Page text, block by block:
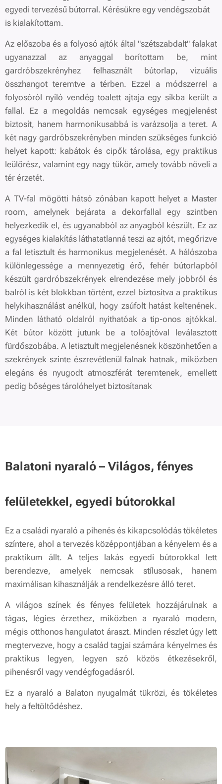
egyedi tervezésű bútorral. Kérésükre egy vendégszobát
is kialakítottam.
Az előszoba és a folyosó ajtók által "szétszabdalt" falakat
ugyanazzal az anyaggal borítottam be, mint
gardróbszekrényhez felhasznált bútorlap, vizuális
összhangot teremtve a térben. Ezzel a módszerrel a
folyosóról nyíló vendég toalett ajtaja egy síkba került a
fallal. Ez a megoldás nemcsak egységes megjelenést
biztosít, hanem harmonikusabbá is varázsolja a teret. A
két nagy gardróbszekrényben minden szükséges funkció
helyet kapott: kabátok és cipők tárolása, egy praktikus
leülőrész, valamint egy nagy tükör, amely tovább növeli a
tér érzetét.
A TV-fal mögötti hátsó zónában kapott helyet a Master
room, amelynek bejárata a dekorfallal egy szintben
helyezkedik el, és ugyanabból az anyagból készült. Ez az
egységes kialakítás láthatatlanná teszi az ajtót, megőrizve
a fal letisztult és harmonikus megjelenését. A hálószoba
különlegessége a mennyezetig érő, fehér bútorlapból
készült gardróbszekrények elrendezése mely jobbról és
balról is két blokkban történt, ezzel biztosítva a praktikus
helykihasználást anélkül, hogy zsúfolt hatást keltenének.
Minden látható oldalról nyithatóak a tip-onos ajtókkal.
Két bútor között jutunk be a tolóajtóval leválasztott
fürdőszobába. A letisztult megjelenésnek köszönhetően a
szekrények szinte észrevétlenül falnak hatnak, miközben
elegáns és nyugodt atmoszférát teremtenek, emellett
pedig bőséges tárolóhelyet biztosítanak
Balatoni nyaraló – Világos, fényes
felületekkel, egyedi bútorokkal
Ez a családi nyaraló a pihenés és kikapcsolódás tökéletes
színtere, ahol a tervezés középpontjában a kényelem és a
praktikum állt. A teljes lakás egyedi bútorokkal lett
berendezve, amelyek nemcsak stílusosak, hanem
maximálisan kihasználják a rendelkezésre álló teret.
A világos színek és fényes felületek hozzájárulnak a
tágas, légies érzethez, miközben a nyaraló modern,
mégis otthonos hangulatot áraszt. Minden részlet úgy lett
megtervezve, hogy a család tagjai számára kényelmes és
praktikus legyen, legyen szó közös étkezésekről,
pihenésről vagy vendégfogadásról.
Ez a nyaraló a Balaton nyugalmát tükrözi, és tökéletes
hely a feltöltődéshez.